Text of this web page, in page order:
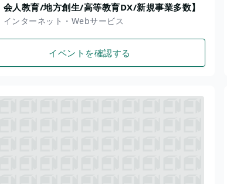
会人教育/地方創生/高等教育DX/新規事業多数】
インターネット・Webサービス
イベントを確認する